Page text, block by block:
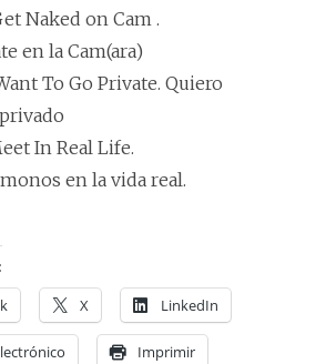
Naked on Cam .
en la Cam(ara)
To Go Private. Quiero
In Real Life.
en la vida real.
X LinkedIn
Imprimir